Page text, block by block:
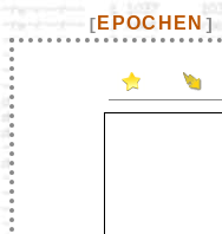
[ EPOCHEN ]